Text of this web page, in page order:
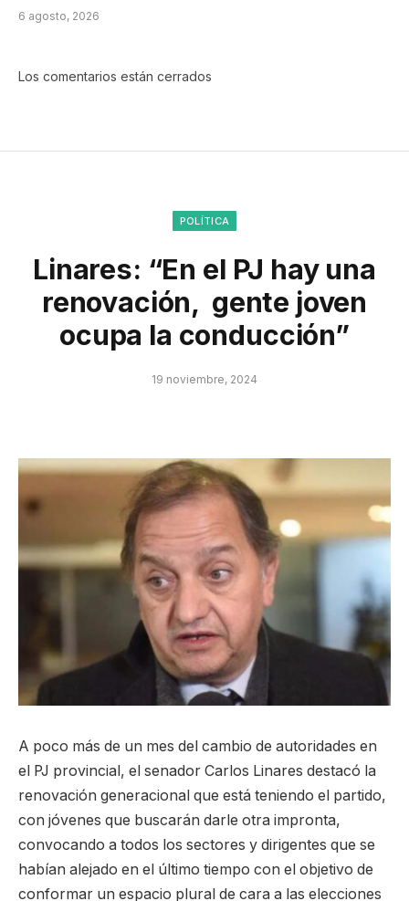
6 agosto, 2026
Los comentarios están cerrados
POLÍTICA
Linares: “En el PJ hay una
renovación, gente joven
ocupa la conducción”
19 noviembre, 2024
A poco más de un mes del cambio de autoridades en
el PJ provincial, el senador Carlos Linares destacó la
renovación generacional que está teniendo el partido,
con jóvenes que buscarán darle otra impronta,
convocando a todos los sectores y dirigentes que se
habían alejado en el último tiempo con el objetivo de
conformar un espacio plural de cara a las elecciones